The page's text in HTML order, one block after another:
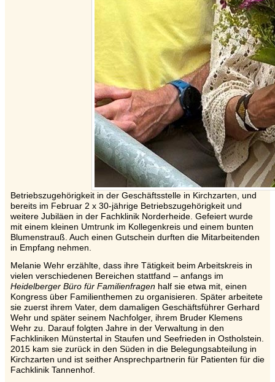
Betriebszugehörigkeit in der Geschäftsstelle in Kirchzarten, und
bereits im Februar 2 x 30-jährige Betriebszugehörigkeit und
weitere Jubiläen in der Fachklinik Norderheide. Gefeiert wurde
mit einem kleinen Umtrunk im Kollegenkreis und einem bunten
Blumenstrauß. Auch einen Gutschein durften die Mitarbeitenden
in Empfang nehmen.
Melanie Wehr erzählte, dass ihre Tätigkeit beim Arbeitskreis in
vielen verschiedenen Bereichen stattfand – anfangs im
Heidelberger Büro für Familienfragenhalf sie etwa mit, einen
Kongress über Familienthemen zu organisieren. Später arbeitete
sie zuerst ihrem Vater, dem damaligen Geschäftsführer Gerhard
Wehr und später seinem Nachfolger, ihrem Bruder Klemens
Wehr zu. Darauf folgten Jahre in der Verwaltung in den
Fachkliniken Münstertal in Staufen und Seefrieden in Ostholstein.
2015 kam sie zurück in den Süden in die Belegungsabteilung in
Kirchzarten und ist seither Ansprechpartnerin für Patienten für die
Fachklinik Tannenhof.